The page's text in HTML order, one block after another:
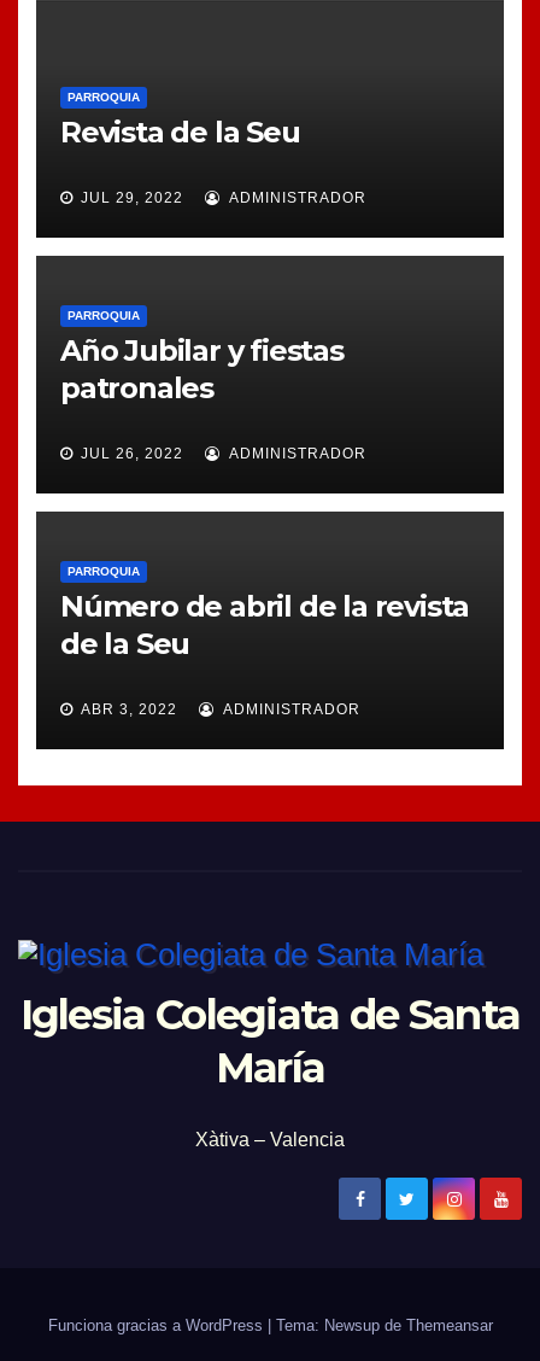
PARROQUIA
Revista de la Seu
JUL 29, 2022 ADMINISTRADOR
PARROQUIA
Año Jubilar y fiestas
patronales
JUL 26, 2022 ADMINISTRADOR
PARROQUIA
Número de abril de la revista
de la Seu
ABR 3, 2022 ADMINISTRADOR
Iglesia Colegiata de Santa
María
Xàtiva – Valencia
Funciona gracias a WordPress | Tema: Newsup de Themeansar